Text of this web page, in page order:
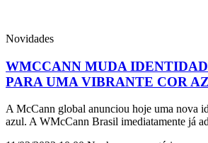
Novidades
WMCCANN MUDA
PARA UMA VIBRANTE COR
A McCann global anunciou hoje uma nova
azul. A WMcCann Brasil imediatamente já